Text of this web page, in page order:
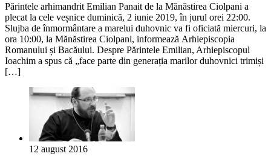
Părintele arhimandrit Emilian Panait de la Mănăstirea Ciolpani a
plecat la cele veșnice duminică, 2 iunie 2019, în jurul orei 22:00.
Slujba de înmormântare a marelui duhovnic va fi oficiată miercuri, la
ora 10:00, la Mănăstirea Ciolpani, informează Arhiepiscopia
Romanului și Bacăului. Despre Părintele Emilian, Arhiepiscopul
Ioachim a spus că „face parte din generația marilor duhovnici trimiși
[…]
12 august 2016